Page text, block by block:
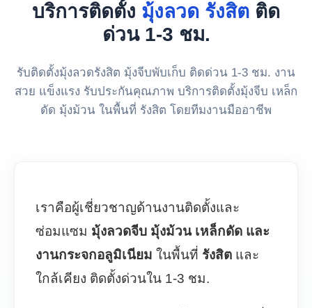
บริการติดตั้ง มุ้งลวด รังสิต ติด
ด่วน 1-3 ชม.
รับติดตั้งมุ้งลวดรังสิต มุ้งจีบพับเก็บ ติดด่วน 1-3 ชม. งาน
สวย แข็งแรง รับประกันคุณภาพ บริการติดตั้งมุ้งจีบ เหล็ก
ดัด มุ้งม้วน ในพื้นที่ รังสิต โดยทีมงานมืออาชีพ
เราคือผู้เชี่ยวชาญด้านงานติดตั้งและ
ซ่อมแซม มุ้งลวดจีบ มุ้งม้วน เหล็กดัด และ
งานกระจกอลูมิเนียม ในพื้นที่ รังสิต และ
ใกล้เคียง ติดตั้งด่วนใน 1-3 ชม.